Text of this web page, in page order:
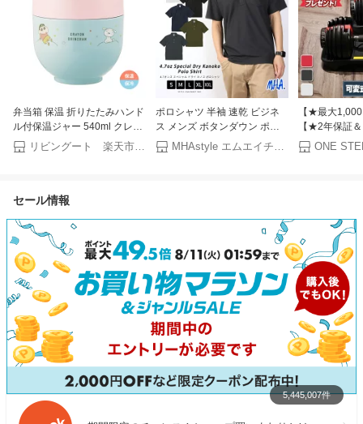
弁当箱 保温 折りたたみハンド
ル付保温ジャー 540ml クレヨ
ンしんちゃん パステルスター
（ フードポット ジャー 丼 ど
ス 保冷 スープポット ランチ
ポロシャツ 半袖 速乾 ビジネ
ス メンズ ボタンダウン ポケ
ット付 ビズポロ ビジポロ 白
黒 紺 ドライ カノコ 鹿の子
ネスポロシャツ メール便 送料
【★最大
【★2年保証
ント】ダンベ
セット
ONE
セール情報
5,445,007件